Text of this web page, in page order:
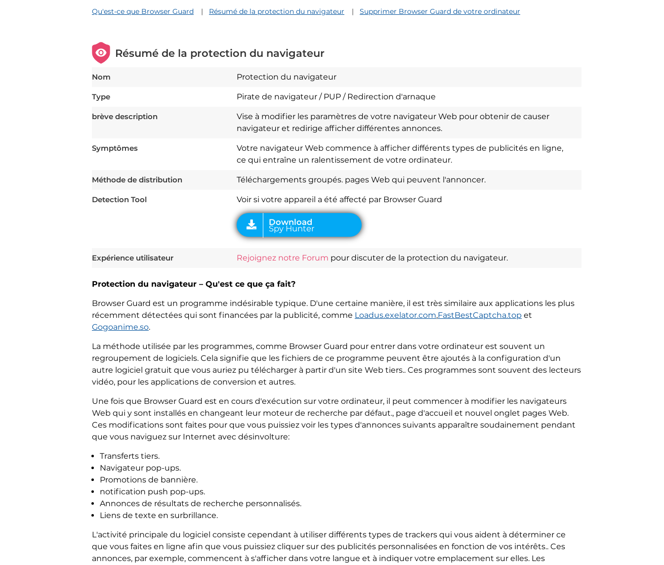
Qu'est-ce que Browser Guard
Résumé de la protection du navigateur Supprimer Browser Guard de votre ordinateur
Résumé de la protection du navigateur
Nom Protection du navigateur
Type Pirate de navigateur / PUP / Redirection d'arnaque
brève description
Vise à modifier les paramètres de votre navigateur Web pour obtenir de causer
navigateur et redirige afficher différentes annonces.
Symptômes
Votre navigateur Web commence à afficher différents types de publicités en ligne,
ce qui entraîne un ralentissement de votre ordinateur.
Méthode de distribution Téléchargements groupés. pages Web qui peuvent l'annoncer.
Detection Tool Voir si votre appareil a été affecté par Browser Guard
Download
Spy Hunter
Expérience utilisateur Rejoignez notre Forum pour discuter de la protection du navigateur.
Protection du navigateur – Qu'est ce que ça fait?
Browser Guard est un programme indésirable typique. D'une certaine manière, il est très similaire aux applications les plus
récemment détectées qui sont financées par la publicité, comme Loadus.exelator.com,FastBestCaptcha.top et
Gogoanime.so.
La méthode utilisée par les programmes, comme Browser Guard pour entrer dans votre ordinateur est souvent un
regroupement de logiciels. Cela signifie que les fichiers de ce programme peuvent être ajoutés à la configuration d'un
autre logiciel gratuit que vous auriez pu télécharger à partir d'un site Web tiers.. Ces programmes sont souvent des lecteurs
vidéo, pour les applications de conversion et autres.
Une fois que Browser Guard est en cours d'exécution sur votre ordinateur, il peut commencer à modifier les navigateurs
Web qui y sont installés en changeant leur moteur de recherche par défaut., page d'accueil et nouvel onglet pages Web.
Ces modifications sont faites pour que vous puissiez voir les types d'annonces suivants apparaître soudainement pendant
que vous naviguez sur Internet avec désinvolture:
Transferts tiers.
Navigateur pop-ups.
Promotions de bannière.
notification push pop-ups.
Annonces de résultats de recherche personnalisés.
Liens de texte en surbrillance.
L'activité principale du logiciel consiste cependant à utiliser différents types de trackers qui vous aident à déterminer ce
que vous faites en ligne afin que vous puissiez cliquer sur des publicités personnalisées en fonction de vos intérêts.. Ces
annonces, par exemple, commencent à s'afficher dans votre langue et à indiquer votre emplacement sur elles. Les